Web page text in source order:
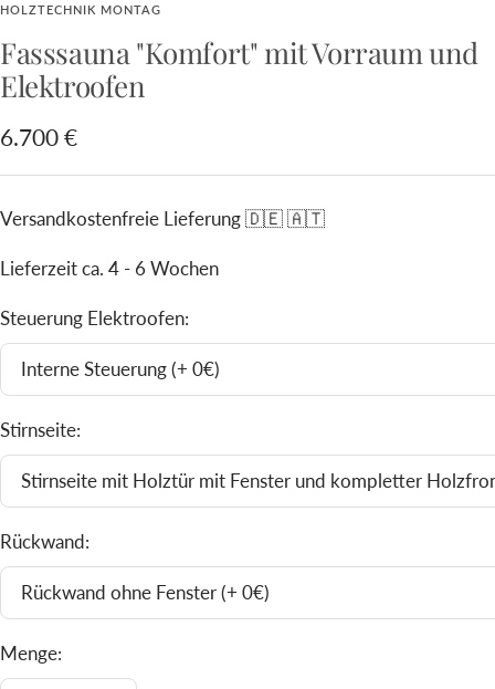
1 2 3 4 5 6 7
HOLZTECHNIK MONTAG
Fasssauna "Komfort" mit Vorraum und
Elektroofen
Angebotspreis
6.700 €
Versandkostenfreie Lieferung 🇩🇪 🇦🇹
Lieferzeit ca. 4 - 6 Wochen
Steuerung Elektroofen:
Interne Steuerung (+ 0€)
Stirnseite:
Stirnseite mit Holztür mit Fenster und kompletter
Rückwand:
Rückwand ohne Fenster (+ 0€)
Menge: